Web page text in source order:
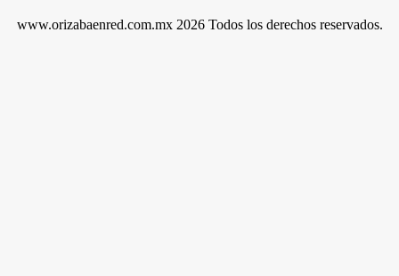
www.orizabaenred.com.mx 2026 Todos los derechos reservados.